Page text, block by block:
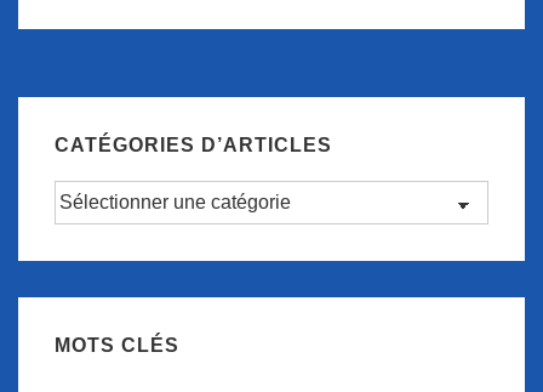
CATÉGORIES D’ARTICLES
Catégories
MOTS CLÉS